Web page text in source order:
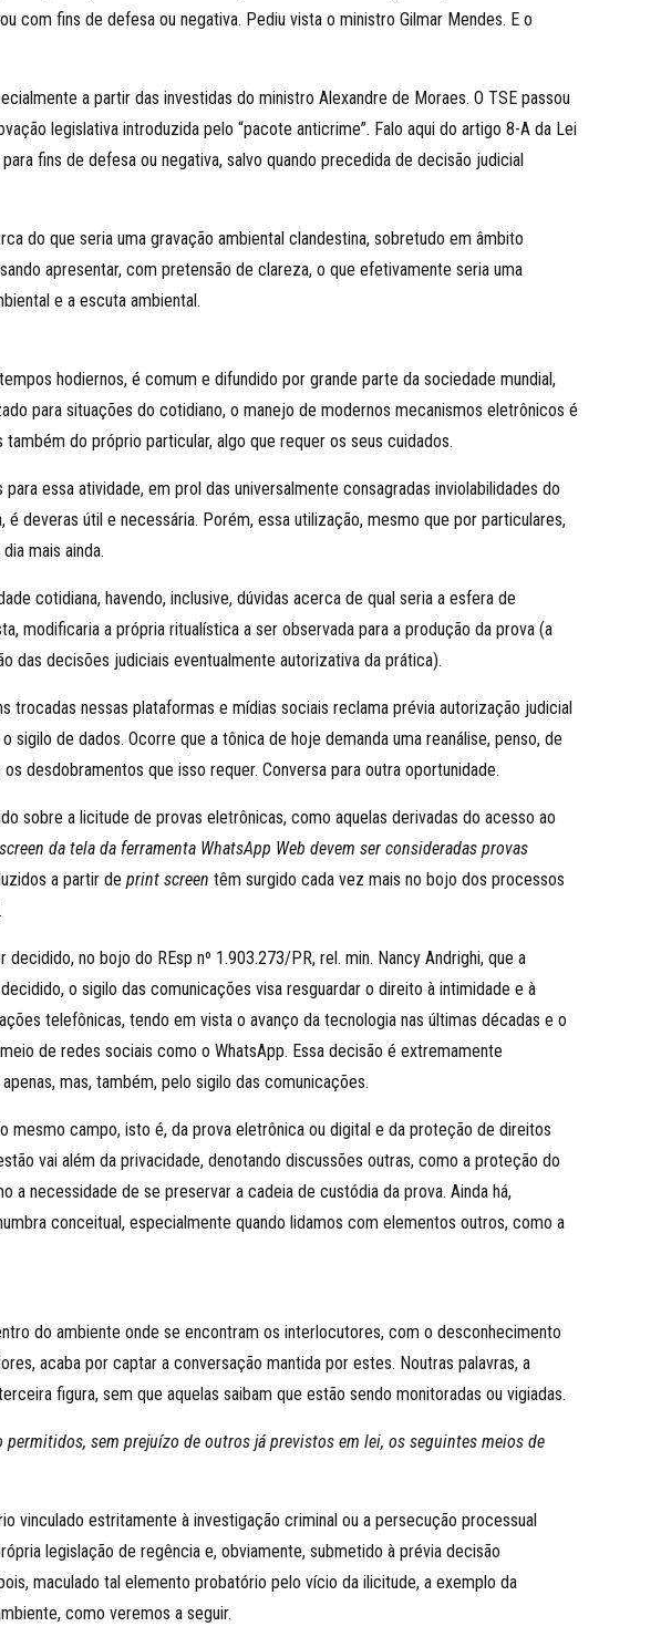
com fins de defesa ou negativa. Pediu vista o ministro Gilmar Mendes. E o
a partir das investidas do ministro Alexandre de Moraes. O TSE passou
legislativa introduzida pelo “pacote anticrime”. Falo aqui do artigo 8-A da Lei
fins de defesa ou negativa, salvo quando precedida de decisão judicial
do que seria uma gravação ambiental clandestina, sobretudo em âmbito
apresentar, com pretensão de clareza, o que efetivamente seria uma
e a escuta ambiental.
hodiernos, é comum e difundido por grande parte da sociedade mundial,
para situações do cotidiano, o manejo de modernos mecanismos eletrônicos é
do próprio particular, algo que requer os seus cuidados.
essa atividade, em prol das universalmente consagradas inviolabilidades do
deveras útil e necessária. Porém, essa utilização, mesmo que por particulares,
mais ainda.
cotidiana, havendo, inclusive, dúvidas acerca de qual seria a esfera de
modificaria a própria ritualística a ser observada para a produção da prova (a
das decisões judiciais eventualmente autorizativa da prática).
nessas plataformas e mídias sociais reclama prévia autorização judicial
de dados. Ocorre que a tônica de hoje demanda uma reanálise, penso, de
desdobramentos que isso requer. Conversa para outra oportunidade.
sobre a licitude de provas eletrônicas, como aquelas derivadas do acesso ao
da tela da ferramenta WhatsApp Web devem ser consideradas provas
a partir deprint screen têm surgido cada vez mais no bojo dos processos
no bojo do REsp nº 1.903.273/PR, rel. min. Nancy Andrighi, que a
o sigilo das comunicações visa resguardar o direito à intimidade e à
telefônicas, tendo em vista o avanço da tecnologia nas últimas décadas e o
de redes sociais como o WhatsApp. Essa decisão é extremamente
mas, também, pelo sigilo das comunicações.
mesmo campo, isto é, da prova eletrônica ou digital e da proteção de direitos
vai além da privacidade, denotando discussões outras, como a proteção do
necessidade de se preservar a cadeia de custódia da prova. Ainda há,
conceitual, especialmente quando lidamos com elementos outros, como a
do ambiente onde se encontram os interlocutores, com o desconhecimento
acaba por captar a conversação mantida por estes. Noutras palavras, a
figura, sem que aquelas saibam que estão sendo monitoradas ou vigiadas.
permitidos, sem prejuízo de outros já previstos em lei, os seguintes meios de
vinculado estritamente à investigação criminal ou a persecução processual
legislação de regência e, obviamente, submetido à prévia decisão
maculado tal elemento probatório pelo vício da ilicitude, a exemplo da
como veremos a seguir.